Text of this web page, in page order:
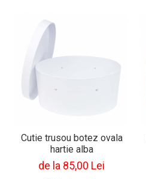
Cutie trusou botez ovala
hartie alba
de la 85,00 Lei